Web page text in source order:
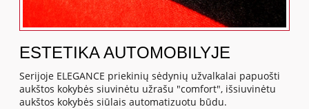
ESTETIKA AUTOMOBILYJE
Serijoje ELEGANCE priekinių sėdynių užvalkalai papuošti
aukštos kokybės siuvinėtu užrašu "comfort", išsiuvinėtu
aukštos kokybės siūlais automatizuotu būdu.